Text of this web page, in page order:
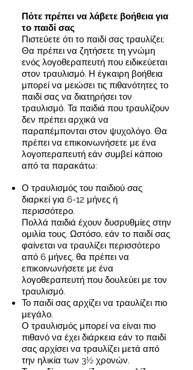
Πότε πρέπει να λάβετε βοήθεια για
το παιδί σας
Πιστεύετε ότι το παιδί σας τραυλίζει;
Θα πρέπει να ζητήσετε τη γνώμη
ενός λογοθεραπευτή που ειδικεύεται
στον τραυλισμό. Η έγκαιρη βοήθεια
μπορεί να μειώσει τις πιθανότητες το
παιδί σας να διατηρήσει τον
τραυλισμό. Τα παιδιά που τραυλίζουν
δεν πρέπει αρχικά να
παραπέμπονται στον ψυχολόγο. Θα
πρέπει να επικοινωνήσετε με ένα
λογοπεραπευτή εάν συμβεί κάποιο
από τα παρακάτω:
Ο τραυλισμός του παιδιού σας
διαρκεί για 6-12 μήνες ή
περισσότερο.
Πολλά παιδιά έχουν δυσρυθμίες στην
ομιλία τους. Ωστόσο, εάν το παιδί σας
φαίνεται να τραυλίζει περισσότερο
από 6 μήνες, θα πρέπει να
επικοινωνήσετε με ένα
λογοθεραπευτή που δουλεύει με τον
τραυλισμό.
Το παιδί σας αρχίζει να τραυλίζει πιο
μεγάλο.
Ο τραυλισμός μπορεί να είναι πιο
πιθανό να έχει διάρκεια εάν το παιδί
σας αρχίσει να τραυλίζει μετά από
την ηλικία των 3½ χρονών.